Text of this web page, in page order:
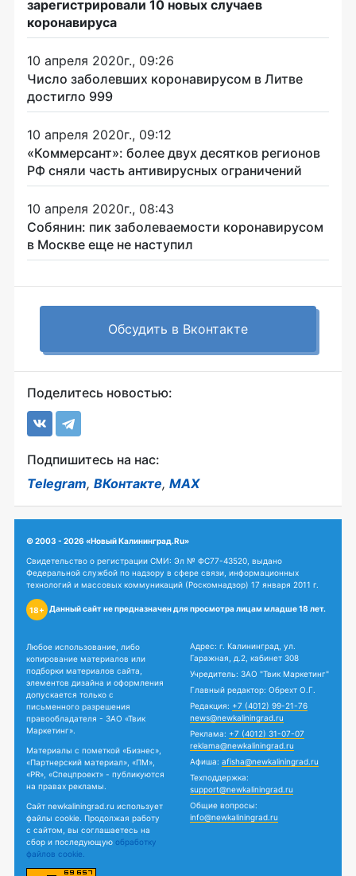
зарегистрировали 10 новых случаев
коронавируса
10 апреля 2020г., 09:26
Число заболевших коронавирусом в Литве
достигло 999
10 апреля 2020г., 09:12
«Коммерсант»: более двух десятков регионов
РФ сняли часть антивирусных ограничений
10 апреля 2020г., 08:43
Собянин: пик заболеваемости коронавирусом
в Москве еще не наступил
Обсудить в Вконтакте
Поделитесь новостью:
Подпишитесь на нас:
Telegram, ВКонтакте, MAX
© 2003 - 2026 «Новый Калининград.Ru»
Свидетельство о регистрации СМИ: Эл № ФС77-43520, выдано
Федеральной службой по надзору в сфере связи, информационных
технологий и массовых коммуникаций (Роскомнадзор) 17 января 2011 г.
18+ Данный сайт не предназначен для просмотра лицам младше 18 лет.
Любое использование, либо
копирование материалов или
подборки материалов сайта,
элементов дизайна и оформления
допускается только с
письменного разрешения
правообладателя - ЗАО «Твик
Маркетинг».
Материалы с пометкой «Бизнес»,
«Партнерский материал», «ПМ»,
«PR», «Спецпроект» - публикуются
на правах рекламы.
Сайт newkaliningrad.ru использует
файлы cookie. Продолжая работу
с сайтом, вы соглашаетесь на
сбор и последующую обработку
файлов cookie.
Адрес: г. Калининград, ул.
Гаражная, д.2, кабинет 308
Учредитель: ЗАО "Твик Маркетинг"
Главный редактор: Обрехт О.Г.
Редакция: +7 (4012) 99-21-76
news@newkaliningrad.ru
Реклама: +7 (4012) 31-07-07
reklama@newkaliningrad.ru
Афиша: afisha@newkaliningrad.ru
Техподдержка:
support@newkaliningrad.ru
Общие вопросы:
info@newkaliningrad.ru